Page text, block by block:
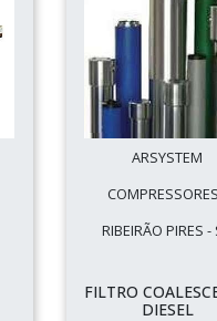
ARSYSTEM
RIBEIRÃO PIRES -
FILTRO
DIESEL